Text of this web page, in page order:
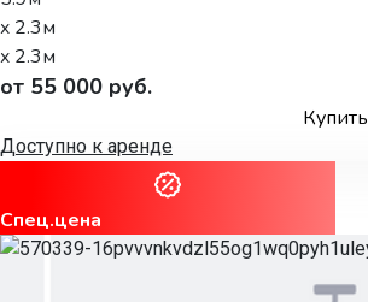
x 2.3м
x 2.3м
от 55 000 руб.
Купить
Доступно к аренде
Спец.цена